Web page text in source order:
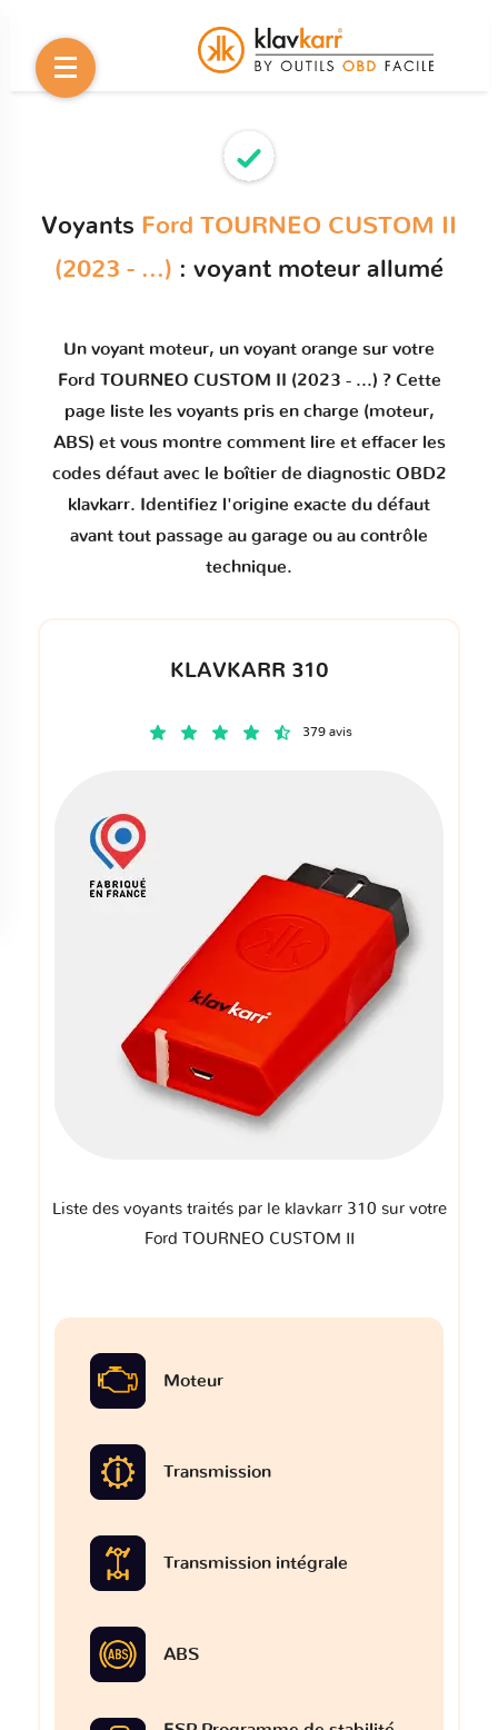
Voyants Ford TOURNEO CUSTOM II
(2023 - ...) : voyant moteur allumé
Un voyant moteur, un voyant orange sur votre
Ford TOURNEO CUSTOM II (2023 - ...) ? Cette
page liste les voyants pris en charge (moteur,
ABS) et vous montre comment lire et effacer les
codes défautavec le boîtier de diagnostic OBD2
klavkarr. Identifiez l'origine exacte du défaut
avant tout passage au garage ou au contrôle
technique.
KLAVKARR 310
379 avis
Liste des voyants traités par le klavkarr 310 sur votre
Ford TOURNEO CUSTOM II
Moteur
Transmission
Transmission intégrale
ABS